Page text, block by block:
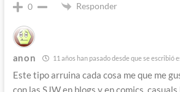
0 Responder
anon 11 años han pasado desde que se escribió
Este tipo arruina cada cosa me que me
con las SJW en blogs y en comics,